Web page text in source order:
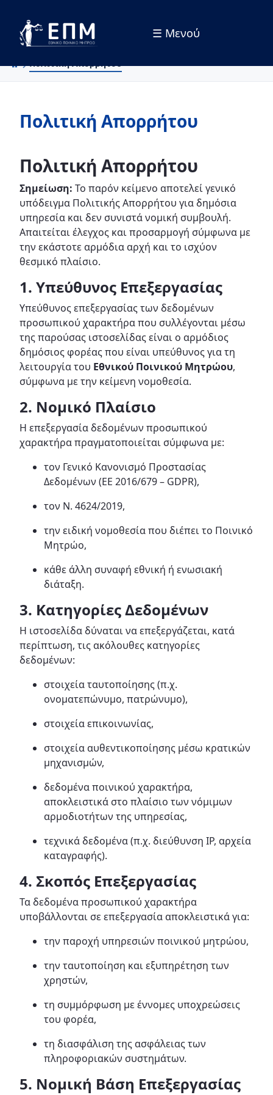
☰ Μενού
Πολιτική Απορρήτου
Πολιτική Απορρήτου
Σημείωση: Το παρόν κείμενο αποτελεί γενικό
υπόδειγμα Πολιτικής Απορρήτου για δημόσια
υπηρεσία και δεν συνιστά νομική συμβουλή.
Απαιτείται έλεγχος και προσαρμογή σύμφωνα με
την εκάστοτε αρμόδια αρχή και το ισχύον
θεσμικό πλαίσιο.
1. Υπεύθυνος Επεξεργασίας
Υπεύθυνος επεξεργασίας των δεδομένων
προσωπικού χαρακτήρα που συλλέγονται μέσω
της παρούσας ιστοσελίδας είναι ο αρμόδιος
δημόσιος φορέας που είναι υπεύθυνος για τη
λειτουργία του Εθνικού Ποινικού Μητρώου,
σύμφωνα με την κείμενη νομοθεσία.
2. Νομικό Πλαίσιο
Η επεξεργασία δεδομένων προσωπικού
χαρακτήρα πραγματοποιείται σύμφωνα με:
τον Γενικό Κανονισμό Προστασίας
Δεδομένων (ΕΕ 2016/679 – GDPR),
τον Ν. 4624/2019,
την ειδική νομοθεσία που διέπει το Ποινικό
Μητρώο,
κάθε άλλη συναφή εθνική ή ενωσιακή
διάταξη.
3. Κατηγορίες Δεδομένων
Η ιστοσελίδα δύναται να επεξεργάζεται, κατά
περίπτωση, τις ακόλουθες κατηγορίες
δεδομένων:
στοιχεία ταυτοποίησης (π.χ.
ονοματεπώνυμο, πατρώνυμο),
στοιχεία επικοινωνίας,
στοιχεία αυθεντικοποίησης μέσω κρατικών
μηχανισμών,
δεδομένα ποινικού χαρακτήρα,
αποκλειστικά στο πλαίσιο των νόμιμων
αρμοδιοτήτων της υπηρεσίας,
τεχνικά δεδομένα (π.χ. διεύθυνση IP, αρχεία
καταγραφής).
4. Σκοπός Επεξεργασίας
Τα δεδομένα προσωπικού χαρακτήρα
υποβάλλονται σε επεξεργασία αποκλειστικά για:
την παροχή υπηρεσιών ποινικού μητρώου,
την ταυτοποίηση και εξυπηρέτηση των
χρηστών,
τη συμμόρφωση με έννομες υποχρεώσεις
του φορέα,
τη διασφάλιση της ασφάλειας των
πληροφοριακών συστημάτων.
5. Νομική Βάση Επεξεργασίας